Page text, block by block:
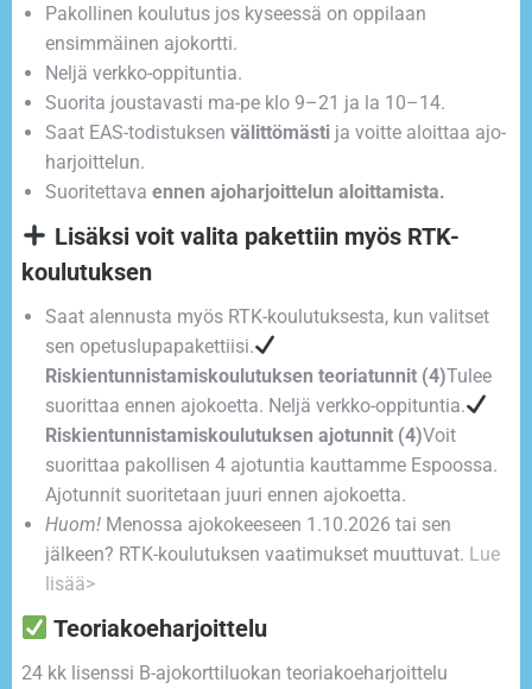
Pakollinen koulutus jos kyseessä on oppilaan
ensimmäinen ajokortti.
Neljä verkko-oppituntia.
Suorita joustavasti ma-pe klo 9–21 ja la 10–14.
Saat EAS-todistuksen välittömästi ja voitte aloittaa ajo-
harjoittelun.
Suoritettava ennen ajoharjoittelun aloittamista.
Lisäksi voit valita pakettiin myös RTK-
koulutuksen
Saat alennusta myös RTK-koulutuksesta, kun valitset
sen opetuslupapakettiisi.
Riskientunnistamiskoulutuksen teoriatunnit (4)Tulee
suorittaa ennen ajokoetta. Neljä verkko-oppituntia.
Riskientunnistamiskoulutuksen ajotunnit (4)Voit
suorittaa pakollisen 4 ajotuntia kauttamme Espoossa.
Ajotunnit suoritetaan juuri ennen ajokoetta.
Huom! Menossa ajokokeeseen 1.10.2026 tai sen
jälkeen? RTK-koulutuksen vaatimukset muuttuvat. Lue
lisää>
Teoriakoeharjoittelu
24 kk lisenssi B-ajokorttiluokan teoriakoeharjoittelu